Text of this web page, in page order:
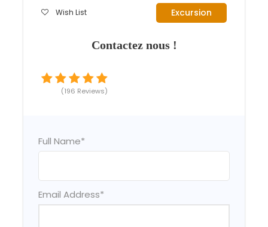
Wish List Excursion
Contactez nous !
(196 Reviews)
Full Name*
Email Address*